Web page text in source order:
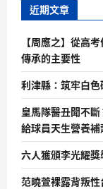
近期文章
【周應之】從高
傳承的主要性
利津縣：筑牢白
皇馬隊醫丑聞不
給球員天生營養補
六人獲頒李光耀
范曉萱裸露背叛